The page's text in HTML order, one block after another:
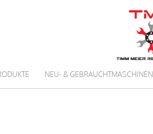
NEU- & GEBRAUCHTMASCHINEN